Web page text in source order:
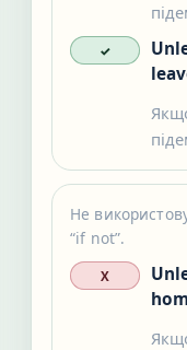
✓
Не
“if not”.
X